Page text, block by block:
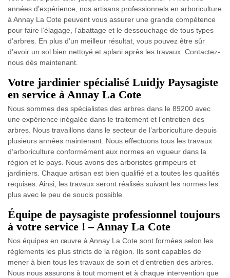
années d’expérience, nos artisans professionnels en arboriculture
à Annay La Cote peuvent vous assurer une grande compétence
pour faire l’élagage, l’abattage et le dessouchage de tous types
d’arbres. En plus d’un meilleur résultat, vous pouvez être sûr
d’avoir un sol bien nettoyé et aplani après les travaux. Contactez-
nous dès maintenant.
Votre jardinier spécialisé Luidjy Paysagiste
en service à Annay La Cote
Nous sommes des spécialistes des arbres dans le 89200 avec
une expérience inégalée dans le traitement et l’entretien des
arbres. Nous travaillons dans le secteur de l’arboriculture depuis
plusieurs années maintenant. Nous effectuons tous les travaux
d’arboriculture conformément aux normes en vigueur dans la
région et le pays. Nous avons des arboristes grimpeurs et
jardiniers. Chaque artisan est bien qualifié et a toutes les qualités
requises. Ainsi, les travaux seront réalisés suivant les normes les
plus avec le peu de soucis possible.
Équipe de paysagiste professionnel toujours
à votre service ! – Annay La Cote
Nos équipes en œuvre à Annay La Cote sont formées selon les
règlements les plus stricts de la région. Ils sont capables de
mener à bien tous les travaux de soin et d’entretien des arbres.
Nous nous assurons à tout moment et à chaque intervention que